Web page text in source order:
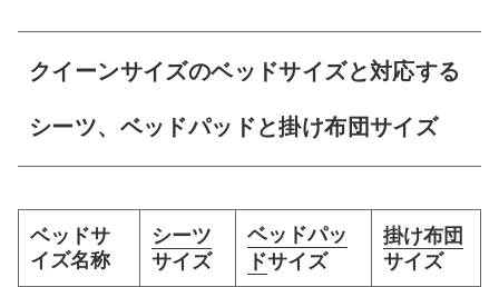
クイーンサイズのベッドサイズと対応する
シーツ、ベッドパッドと掛け布団サイズ
ベッドサ
イズ名称
シーツ
サイズ
ベッドパッ
ドサイズ
掛け布団
サイズ